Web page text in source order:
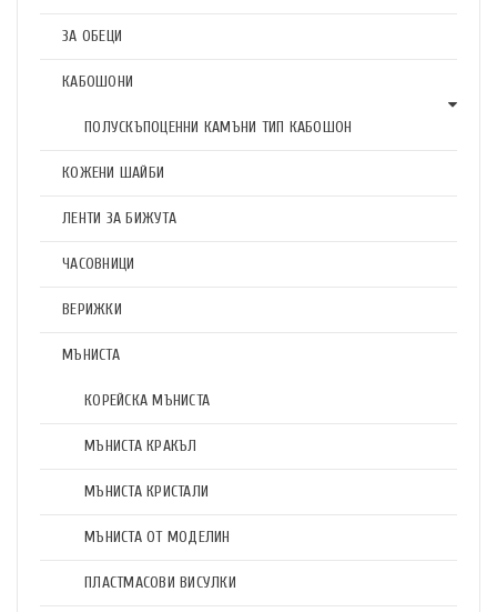
ЗА ОБЕЦИ
КАБОШОНИ
ПОЛУСКЪПОЦЕННИ КАМЪНИ ТИП КАБОШОН
КОЖЕНИ ШАЙБИ
ЛЕНТИ ЗА БИЖУТА
ЧАСОВНИЦИ
ВЕРИЖКИ
МЪНИСТА
КОРЕЙСКА МЪНИСТА
МЪНИСТА КРАКЪЛ
МЪНИСТА КРИСТАЛИ
МЪНИСТА ОТ МОДЕЛИН
ПЛАСТМАСОВИ ВИСУЛКИ